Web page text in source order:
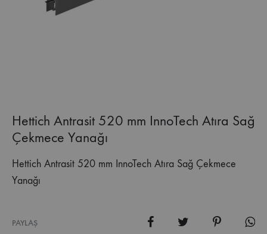
Hettich Antrasit 520 mm InnoTech Atıra Sağ
Çekmece Yanağı
Hettich Antrasit 520 mm InnoTech Atıra Sağ Çekmece
Yanağı
PAYLAŞ